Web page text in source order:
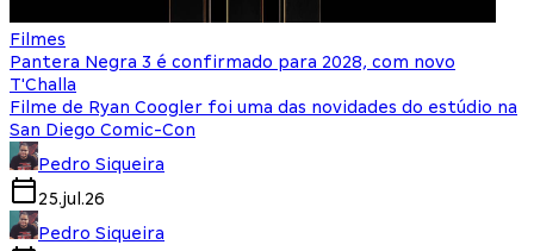
Filmes
Pantera Negra 3 é confirmado para 2028, com novo
T'Challa
Filme de Ryan Coogler foi uma das novidades do estúdio na
San Diego Comic-Con
Pedro Siqueira
25.jul.26
Pedro Siqueira